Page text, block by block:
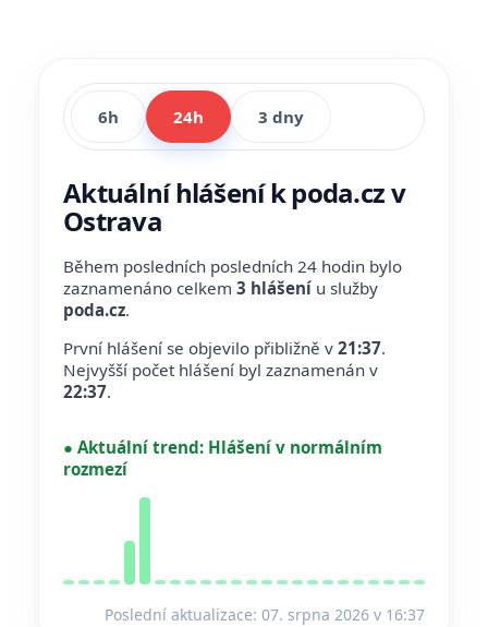
6h 24h 3 dny
Aktuální hlášení k poda.cz v
Ostrava
Během posledních posledních 24 hodin bylo
zaznamenáno celkem 3 hlášení u služby
poda.cz.
První hlášení se objevilo přibližně v 21:37.
Nejvyšší počet hlášení byl zaznamenán v
22:37.
● Aktuální trend: Hlášení v normálním
rozmezí
Poslední aktualizace: 07. srpna 2026 v 16:37